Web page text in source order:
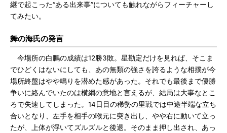
継で起こった“ある出来事”についても触れながらフィーチャーし
てみたい。
舞の海氏の発言
今場所の白鵬の成績は12勝3敗。星勘定だけを見れば、そこま
でひどくはないにしても、あの無類の強さを誇るような相撲が今
場所終盤はやや鳴りを潜めた感があった。それでも最後まで優勝
争いに絡んでいたのは横綱の意地と言えるが、結局は大事なとこ
ろで失速してしまった。14日目の稀勢の里戦では中途半端な立ち
合いとなり、左手を相手の喉元に突き出し、やや右に動いて立っ
たが、上体が浮いてズルズルと後退。そのまま押し出され、あっ